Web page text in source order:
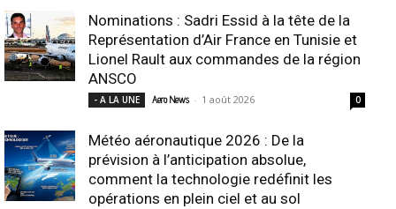
Nominations : Sadri Essid à la tête de la
Représentation d’Air France en Tunisie et
Lionel Rault aux commandes de la région
ANSCO
- A LA UNE Aero News - 1 août 2026 0
Météo aéronautique 2026 : De la
prévision à l’anticipation absolue,
comment la technologie redéfinit les
opérations en plein ciel et au sol